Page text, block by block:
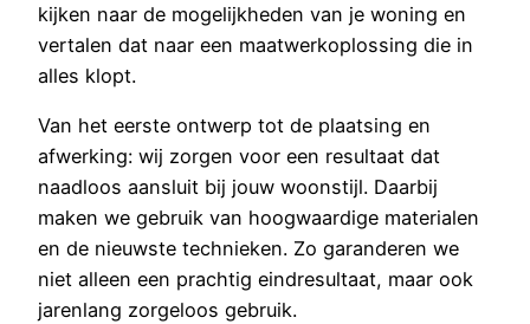
kijken naar de mogelijkheden van je woning en
vertalen dat naar een maatwerkoplossing die in
alles klopt.
Van het eerste ontwerp tot de plaatsing en
afwerking: wij zorgen voor een resultaat dat
naadloos aansluit bij jouw woonstijl. Daarbij
maken we gebruik van hoogwaardige materialen
en de nieuwste technieken. Zo garanderen we
niet alleen een prachtig eindresultaat, maar ook
jarenlang zorgeloos gebruik.